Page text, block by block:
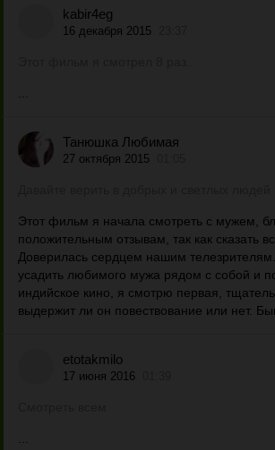
kabir4eg
16 декабря 2015
Танюшка Любимая
27 октября 2015
Этот фильм я начала смотреть с мужем,
положительным отзывам, так как сказать
Доверилась сердцем нашим
усадить любимого мужа рядом с собой и
индийское кино, я смотрю первая,
выдержит ли он повествование или нет.
etotakmilo
17 июня 2016